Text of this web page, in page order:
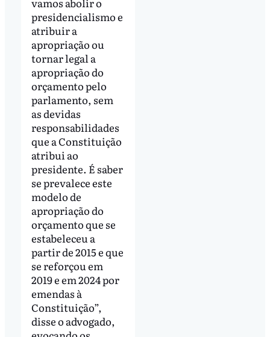
presidencialismo e
atribuir a
apropriação ou
tornar legal a
apropriação do
orçamento pelo
parlamento, sem
as devidas
responsabilidades
que a Constituição
atribui ao
presidente. É saber
se prevalece este
modelo de
apropriação do
orçamento que se
estabeleceu a
partir de 2015 e que
se reforçou em
2019 e em 2024 por
emendas à
Constituição”,
disse o advogado,